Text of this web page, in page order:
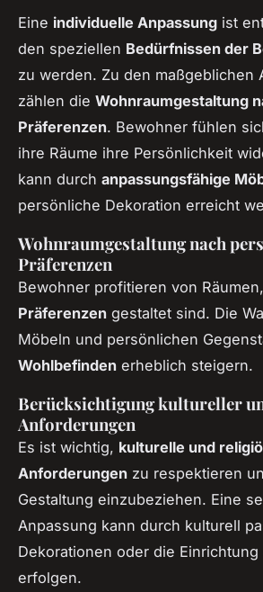
Eine individuelle Anpassung ist
den speziellen Bedürfnissen der
zu werden. Zu den maßgeblichen
zählen die Wohnraumgestaltung
Präferenzen. Bewohner fühlen
ihre Räume ihre Persönlichkeit
kann durch anpassungsfähige
persönliche Dekoration erreicht
Wohnraumgestaltung nach
Präferenzen
Bewohner profitieren von
Präferenzen gestaltet sind. Die
Möbeln und persönlichen
Wohlbefinden erheblich steigern.
Berücksichtigung kultureller
Anforderungen
Es ist wichtig, kulturelle und
Anforderungen zu respektieren
Gestaltung einzubeziehen. Eine
Anpassung kann durch kulturell
Dekorationen oder die Einrichtung
erfolgen.